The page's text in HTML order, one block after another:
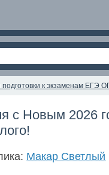
подготовки к экзаменам ЕГЭ
с Новым 2026
Макар Светлый